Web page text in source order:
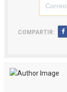
COMPARTIR: